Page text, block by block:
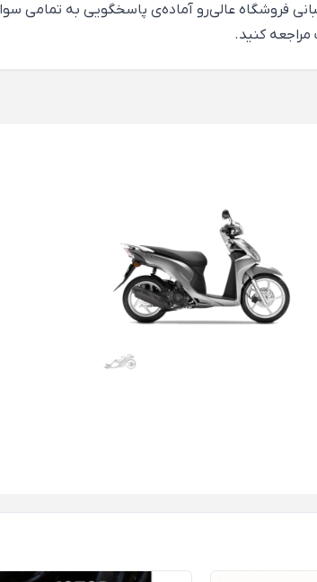
فروشگاه عالی‌رو آماده‌ی پاسخگویی به تمامی
مراجعه کنید.